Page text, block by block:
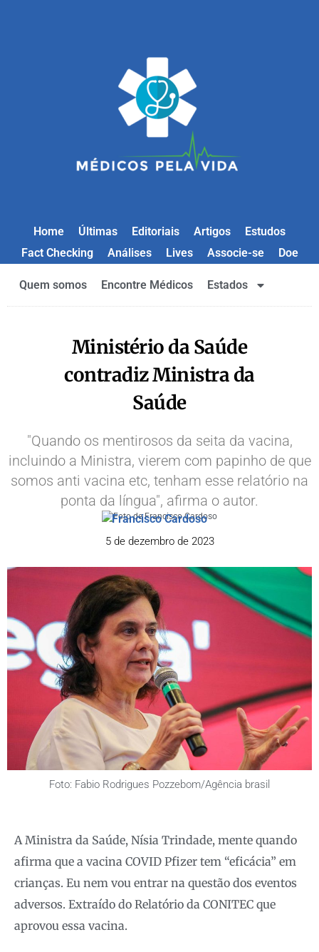
Home Últimas Editoriais Artigos
Estudos
Fact Checking
Análises Lives Associe-se Doe
Quem somos Encontre Médicos Estados
Ministério da Saúde
contradiz Ministra da
Saúde
"Quando os mentirosos da seita da vacina,
incluindo a Ministra, vierem com papinho de que
somos anti vacina etc, tenham esse relatório na
ponta da língua", afirma o autor.
Francisco Cardoso
5 de dezembro de 2023
Foto: Fabio Rodrigues Pozzebom/Agência brasil
A Ministra da Saúde, Nísia Trindade, mente quando
afirma que a vacina COVID Pfizer tem “eficácia” em
crianças. Eu nem vou entrar na questão dos eventos
adversos. Extraído do Relatório da CONITEC que
aprovou essa vacina.